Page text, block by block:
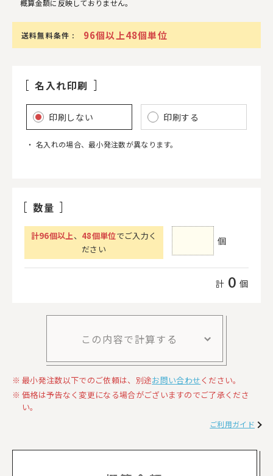
概算金額に反映しておりません。
送料無料条件 : 96個以上48個単位
名入れ印刷
印刷しない 印刷する
名入れの場合、最小発注数が異なります。
数量
計96個以上、 48個単位でご入力く
ださい
個
計 0 個
この内容で計算する
最小発注数以下でのご依頼は、別途お問い合わせください。
価格は予告なく変更になる場合がございますのでご了承くださ
い。
ご利用ガイド